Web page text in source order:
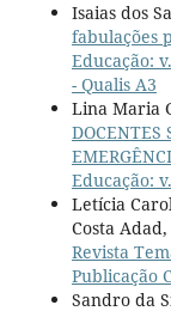
Isaias dos
fabulações
Educação:
- Qualis A3
Lina Maria
DOCENTES
Educação:
Letícia
Costa Adad,
Revista
Publicação
Sandro da